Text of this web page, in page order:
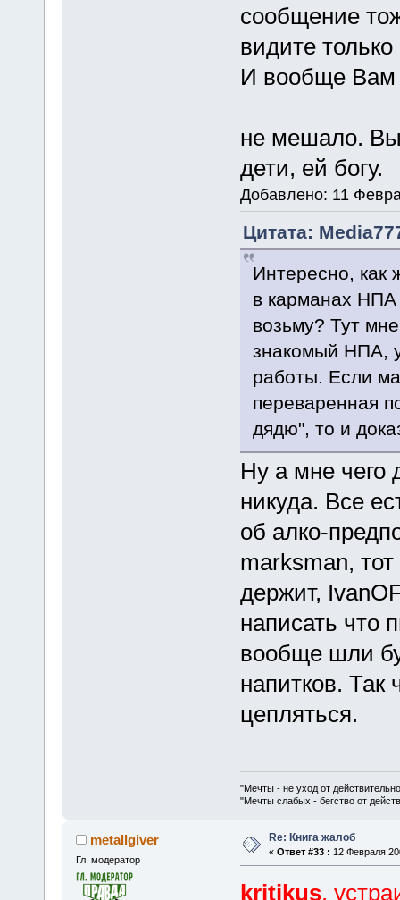
сообщение
видите
И вообще Вам
не мешало.
дети, ей богу.
Добавлено: 11
Цитата:
Интересно, как
в карманах
возьму? Тут
знакомый НПА,
работы. Если
переваренная
дядю", то и
Ну а мне чего
никуда. Все
об алко-
marksman,
держит,
написать что
вообще шли
напитков. Так
цепляться.
"Мечты - не уход от
"Мечты слабых - бегство от
metallgiver
Гл. модератор
Re: Книга жалоб
« Ответ #33 : 12 Февраля
kritikus,